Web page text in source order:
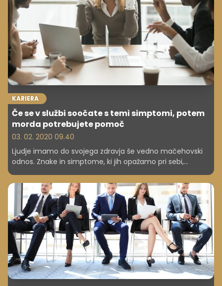
napredek. V današnjem času so tovrstne spretnosti
veliko bolj pomembne pri iskanju zaposlitve in gradnjo
kariere kot nekoč in veliko delodajalcev daje poudarek
tem, včasih nevidnim sposobnostim, ki so ključne za
uspešno sodelovanje z drugimi.
KARIERA
Če se v službi soočate s temi simptomi, potem
morda potrebujete pomoč
03. 02. 2020 09.40
Ljudje imamo do svojega zdravja še vedno mačehovski
odnos. Znake in simptome, ki jih opažamo pri sebi,
velikokrat ignoriramo, potlačimo, kar se kasneje lahko
razvije v večje zdravstvene težave. Izpostavljamo
najpogostejše duševne težave, ki se pojavljajo na
delovnem mestu, in njihovo odražanje.